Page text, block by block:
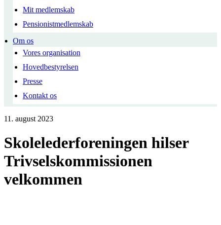
Mit medlemskab
Pensionistmedlemskab
Om os
Vores organisation
Hovedbestyrelsen
Presse
Kontakt os
11. august 2023
Skolelederforeningen hilser
Trivselskommissionen
velkommen